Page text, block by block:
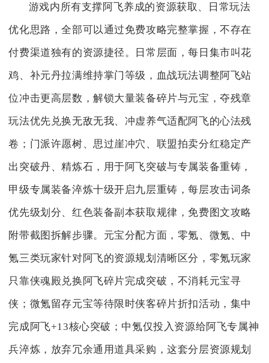
游戏内所有支撑阿飞养成的资源获取、日常玩法
优化思路，全部可以通过免费攻略完整掌握，不存在
付费渠道独有的资源捷径。日常层面，每日集市叫花
鸡、补元丹拉满维持掌门等级，血战玩法调整阿飞站
位冲击更高层数，解锁大量装备碎片与元宝，夺残章
玩法优先兑换无敌无我、冲虚养气适配阿飞的心法残
卷；门派许愿树、思过崖冲穴、联盟拍卖分红稳定产
出突破丹、精炼石，用于阿飞突破与专属装备重铸，
甲级专属装备淬炼十级开启九层重铸，每层攻击词条
优先级划分、红色装备副本获取规律，免费图文攻略
附带截图拆解步骤。元宝分配方面，零氪、微氪、中
氪三类玩家针对阿飞的资源规划清晰区分，零氪玩家
只靠侠魂殿兑换阿飞碎片完成突破，不消耗元宝寻
侠；微氪留存元宝等待限时侠客碎片折扣活动，集中
完成阿飞+13核心突破；中氪仅投入资源给阿飞专属神
兵淬炼，放弃冗余通用道具采购，这套分层资源规划